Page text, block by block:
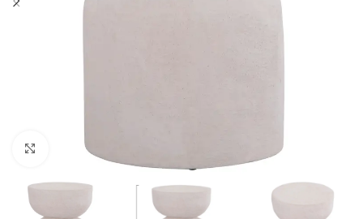
Κάντε κλικ για μεγέθυνση